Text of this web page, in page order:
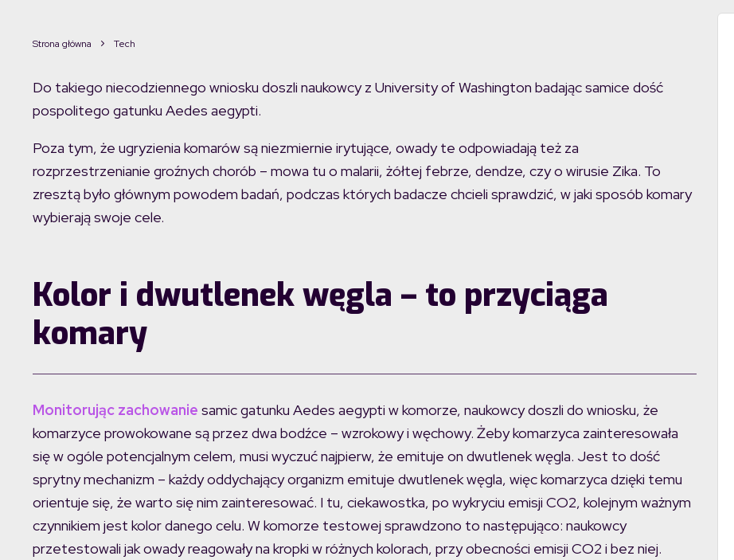
Strona główna Tech
Do takiego niecodziennego wniosku doszli naukowcy z University of Washington badając samice dość
pospolitego gatunku Aedes aegypti.
Poza tym, że ugryzienia komarów są niezmiernie irytujące, owady te odpowiadają też za
rozprzestrzenianie groźnych chorób – mowa tu o malarii, żółtej febrze, dendze, czy o wirusie Zika. To
zresztą było głównym powodem badań, podczas których badacze chcieli sprawdzić, w jaki sposób komary
wybierają swoje cele.
Kolor i dwutlenek węgla – to przyciąga
komary
Monitorując zachowanie samic gatunku Aedes aegypti w komorze, naukowcy doszli do wniosku, że
komarzyce prowokowane są przez dwa bodźce – wzrokowy i węchowy. Żeby komarzyca zainteresowała
się w ogóle potencjalnym celem, musi wyczuć najpierw, że emituje on dwutlenek węgla. Jest to dość
sprytny mechanizm – każdy oddychający organizm emituje dwutlenek węgla, więc komarzyca dzięki temu
orientuje się, że warto się nim zainteresować. I tu, ciekawostka, po wykryciu emisji CO2, kolejnym ważnym
czynnikiem jest kolor danego celu. W komorze testowej sprawdzono to następująco: naukowcy
przetestowali jak owady reagowały na kropki w różnych kolorach, przy obecności emisji CO2 i bez niej.